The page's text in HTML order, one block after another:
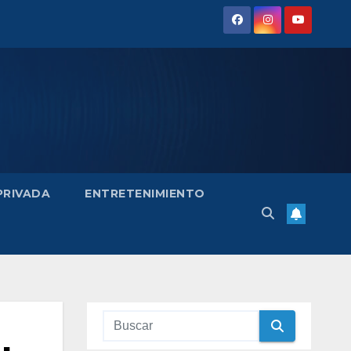
ENTRETENIMIENTO